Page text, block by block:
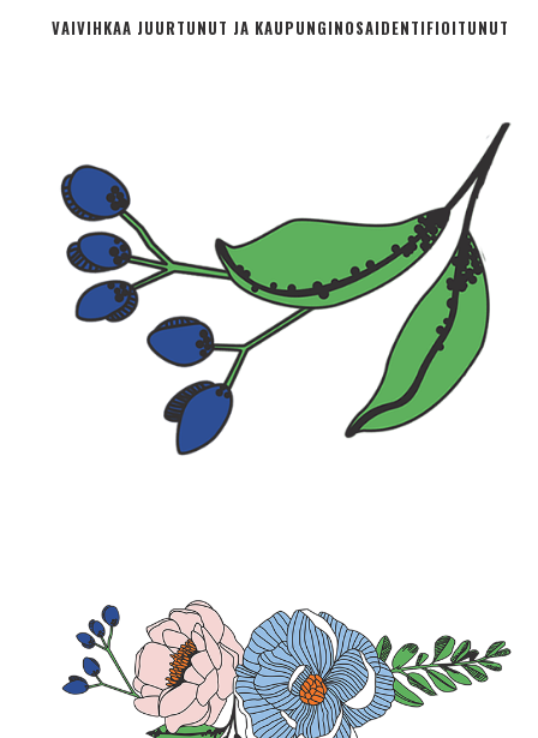
VAIVIHKAA JUURTUNUT JA KAUPUNGINOSA­IDENTIFIOITUNUT